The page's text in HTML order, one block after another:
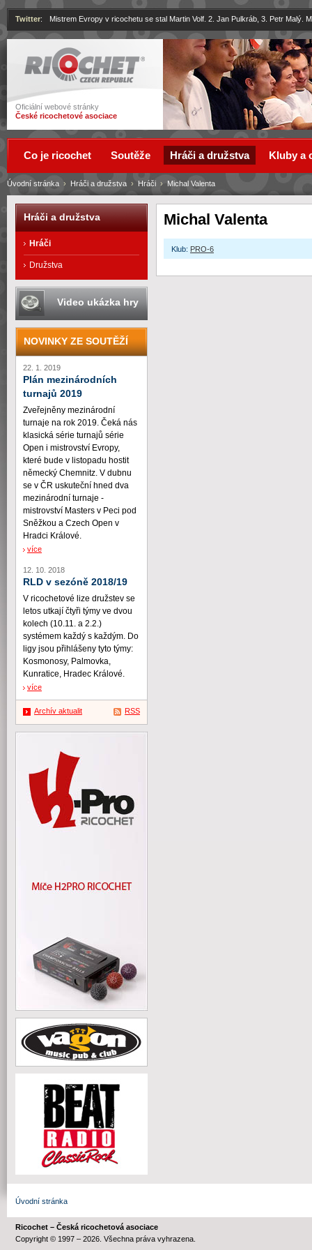
Ricochet
Oficiální webové stránky
České ricochetové asociace
Twitter: Mistrem Evropy v ricochetu se stal Martin Volf. 2. Jan Pulkráb, 3. Petr Malý.
Michal Valenta
Klub: PRO-6
Úvodní stránka › Hráči a družstva › Hráči › Michal Valenta
Co je ricochet Soutěže Hráči a družstva Kluby a
Hráči a družstva
Hráči
Družstva
Video ukázka hry
NOVINKY ZE SOUTĚŽÍ
22. 1. 2019
Plán mezinárodních
turnajů 2019
Zveřejněny mezinárodní
turnaje na rok 2019. Čeká nás
klasická série turnajů série
Open i mistrovství Evropy,
které bude v listopadu hostit
německý Chemnitz. V dubnu
se v ČR uskuteční hned dva
mezinárodní turnaje -
mistrovství Masters v Peci pod
Sněžkou a Czech Open v
Hradci Králové.
více
12. 10. 2018
RLD v sezóně 2018/19
V ricochetové lize družstev se
letos utkají čtyři týmy ve dvou
kolech (10.11. a 2.2.)
systémem každý s každým. Do
ligy jsou přihlášeny tyto týmy:
Kosmonosy, Palmovka,
Kunratice, Hradec Králové.
více
Archív aktualit RSS
Úvodní stránka
Ricochet – Česká ricochetová asociace
Copyright © 1997 – 2026. Všechna práva vyhrazena.